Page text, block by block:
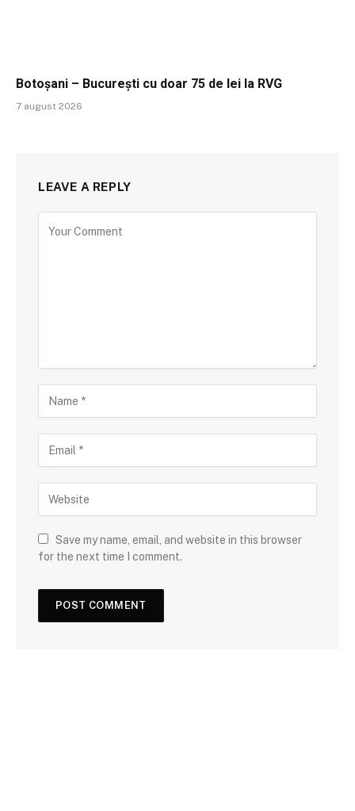
Botoșani – București cu doar 75 de lei la RVG
7 august 2026
LEAVE A REPLY
Save my name, email, and website in this browser
for the next time I comment.